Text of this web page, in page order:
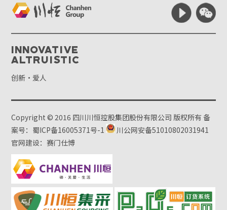
Innovative
Altruistic
创新·爱人
Copyright © 2016 四川川恒控股集团股份有限公司 版权所有备
案号：蜀ICP备16005371号-1
川公网安备51010802031941
官网建设：赛门仕博